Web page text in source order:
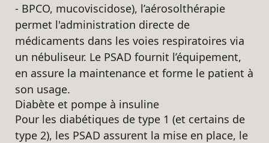
- BPCO, mucoviscidose), l’aérosolthérapie
permet l'administration directe de
médicaments dans les voies respiratoires via
un nébuliseur. Le PSAD fournit l’équipement,
en assure la maintenance et forme le patient à
son usage.
Diabète et pompe à insuline
Pour les diabétiques de type 1 (et certains de
type 2), les PSAD assurent la mise en place, le